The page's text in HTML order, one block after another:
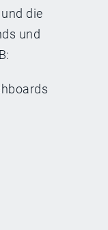
die
und